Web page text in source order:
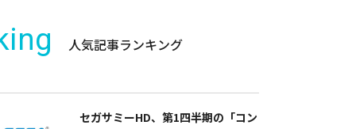
人気記事ランキング
セガサミーHD、第1四半期の「コン